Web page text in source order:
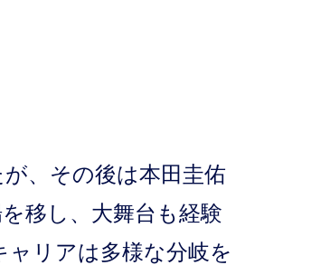
、その後は本田圭佑
移し、大舞台も経験
リアは多様な分岐を